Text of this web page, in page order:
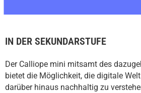
IN DER SEKUNDARSTUFE
Der Calliope mini mitsamt des
bietet die Möglichkeit, die digitale
darüber hinaus nachhaltig zu